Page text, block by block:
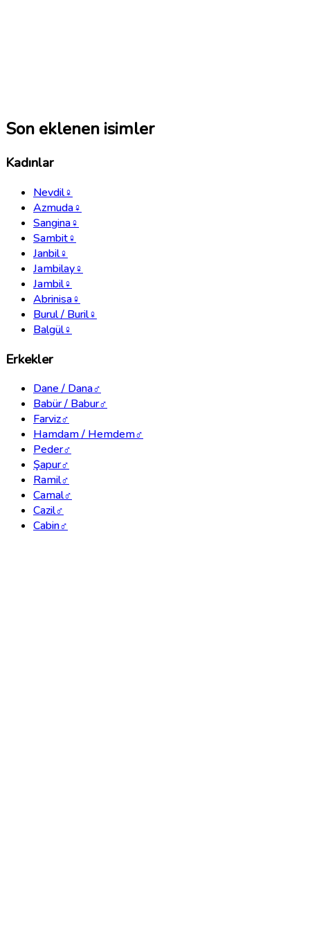
Son eklenen isimler
Kadınlar
Nevdil♀
Azmuda♀
Sangina♀
Sambit♀
Janbil♀
Jambilay♀
Jambil♀
Abrinisa♀
Burul / Buril♀
Balgül♀
Erkekler
Dane / Dana♂
Babür / Babur♂
Farviz♂
Hamdam / Hemdem♂
Peder♂
Şapur♂
Ramil♂
Camal♂
Cazil♂
Cabin♂